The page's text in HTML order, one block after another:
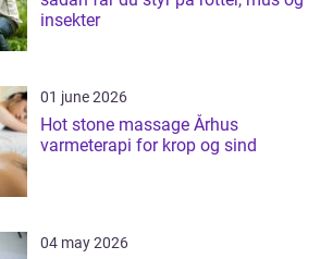
insekter
01 june 2026
Hot stone massage Århus
varmeterapi for krop og sind
04 may 2026